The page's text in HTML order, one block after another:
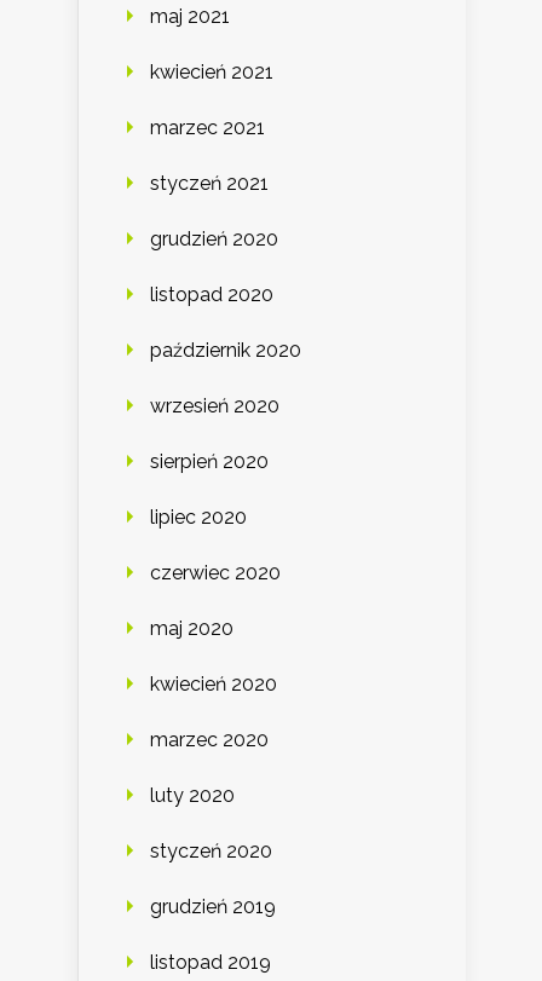
maj 2021
kwiecień 2021
marzec 2021
styczeń 2021
grudzień 2020
listopad 2020
październik 2020
wrzesień 2020
sierpień 2020
lipiec 2020
czerwiec 2020
maj 2020
kwiecień 2020
marzec 2020
luty 2020
styczeń 2020
grudzień 2019
listopad 2019